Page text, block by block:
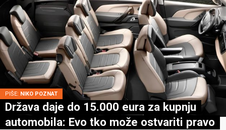
PIŠE: NIKO POZNAT
Država daje do 15.000 eura za kupnju
automobila: Evo tko može ostvariti pravo